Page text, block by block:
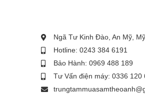
Ngã Tư Kinh Đào, An Mỹ,
Hotline: 0243 384 6191
Bảo Hành: 0969 488 189
Tư Vấn điện máy: 0336 120